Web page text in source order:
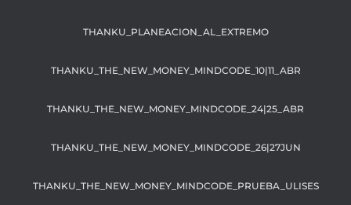
THANKU_PLANEACION_AL_EXTREMO
THANKU_THE_NEW_MONEY_MINDCODE_10|11_ABR
THANKU_THE_NEW_MONEY_MINDCODE_24|25_ABR
THANKU_THE_NEW_MONEY_MINDCODE_26|27JUN
THANKU_THE_NEW_MONEY_MINDCODE_PRUEBA_ULISES